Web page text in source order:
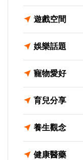
遊戲空間
娛樂話題
寵物愛好
育兒分享
養生觀念
健康醫藥